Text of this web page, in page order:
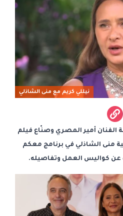
نيللي كريم مع منى الشاذلي
الفنان أمير المصري وصنّاع فيلم
منى الشاذلي في برنامج معكم